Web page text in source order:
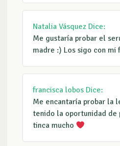
Natalia Vásquez Dice:
Me gustaría probar el
madre :) Los sigo con mi
francisca lobos Dice:
Me encantaría probar la
tenido la oportunidad de
tinca mucho